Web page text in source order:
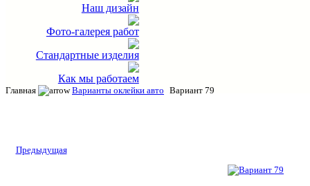
Наш дизайн
Фото-галерея работ
Стандартные изделия
Как мы работаем
Главная Варианты оклейки авто Вариант 79
Предыдущая